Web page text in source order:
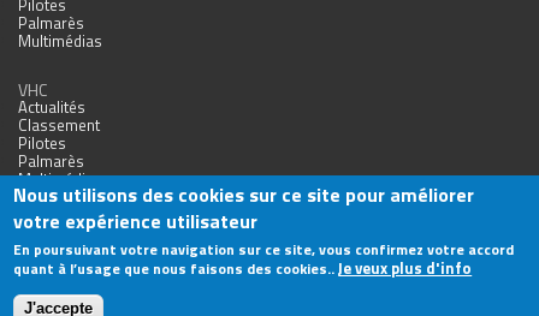
Pilotes
Palmarès
Multimédias
VHC
Actualités
Classement
Pilotes
Palmarès
Multimédias
Agence Web Nîmes
Nous utilisons des cookies sur ce site pour améliorer
votre expérience utilisateur
En poursuivant votre navigation sur ce site, vous confirmez votre accord
quant à l’usage que nous faisons des cookies..Je veux plus d'info
J'accepte